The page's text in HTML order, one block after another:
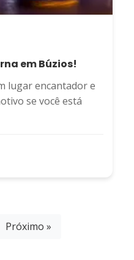
em Búzios!
lugar encantador e
se você está
Próximo »